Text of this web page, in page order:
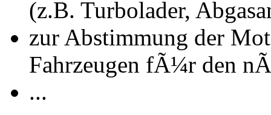
(z.B. Turbolader,
zur Abstimmung der
Fahrzeugen fÃ¼r den
...